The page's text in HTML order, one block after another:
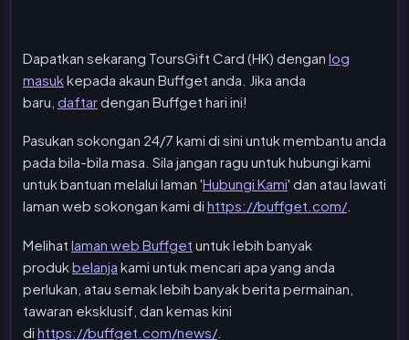
Dapatkan sekarang ToursGift Card (HK) dengan log
masukkepada akaun Buffget anda. Jika anda
baru, daftardengan Buffget hari ini!
Pasukan sokongan 24/7 kami di sini untuk membantu anda
pada bila-bila masa. Sila jangan ragu untuk hubungi kami
untuk bantuan melalui laman 'Hubungi Kami' dan atau lawati
laman web sokongan kami di https://buffget.com/.
Melihat laman web Buffget untuk lebih banyak
produkbelanja kami untuk mencari apa yang anda
perlukan, atau semak lebih banyak berita permainan,
tawaran eksklusif, dan kemas kini
di https://buffget.com/news/.